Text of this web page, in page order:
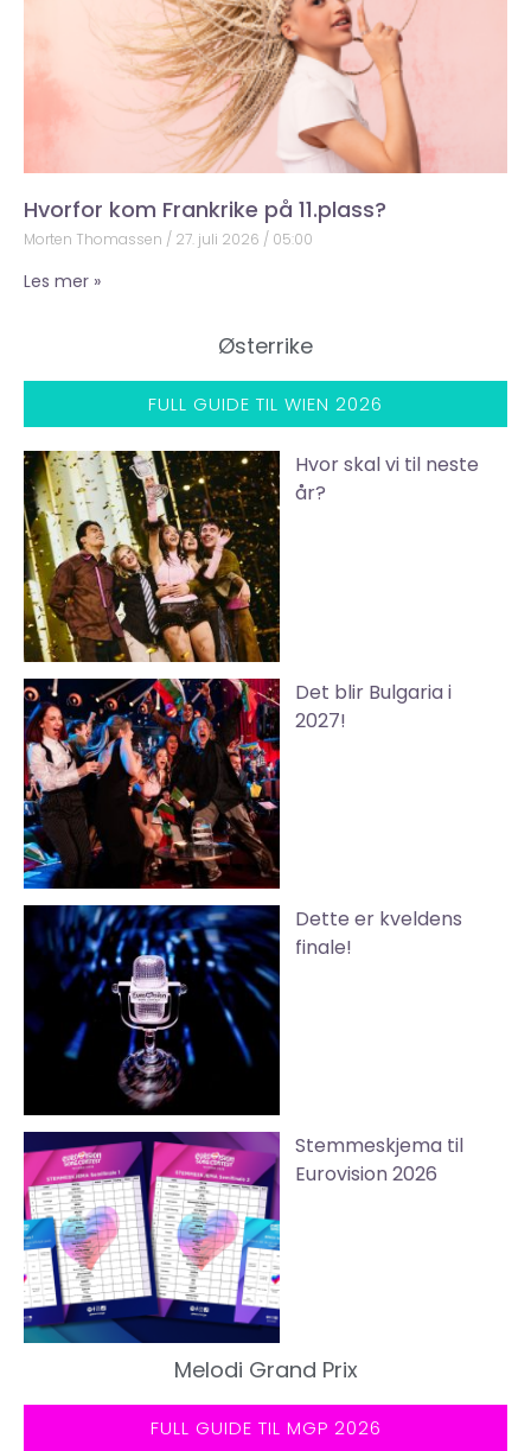
Hvorfor kom Frankrike på 11.plass?
Morten Thomassen 27. juli 2026 05:00
Les mer »
Østerrike
FULL GUIDE TIL WIEN 2026
Hvor skal vi til neste
år?
Det blir Bulgaria i
2027!
Dette er kveldens
finale!
Stemmeskjema til
Eurovision 2026
Melodi Grand Prix
FULL GUIDE TIL MGP 2026